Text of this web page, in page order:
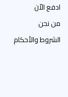
ادفع الاّن
من نحن
الشروط والأحكام